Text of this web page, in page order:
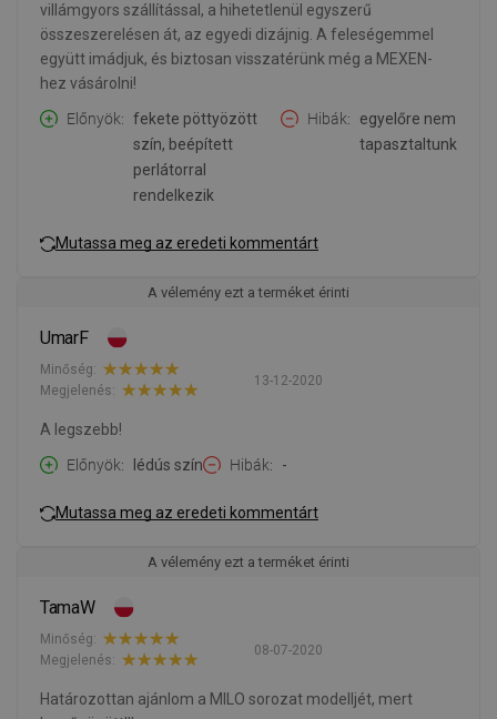
villámgyors szállítással, a hihetetlenül egyszerű
összeszerelésen át, az egyedi dizájnig. A feleségemmel
együtt imádjuk, és biztosan visszatérünk még a MEXEN-
hez vásárolni!
Előnyök
fekete pöttyözött
szín, beépített
perlátorral
rendelkezik
Hibák
egyelőre nem
tapasztaltunk
Mutassa meg az eredeti kommentárt
A vélemény ezt a terméket érinti
UmarF
13-12-2020
Minőség:
Megjelenés:
A legszebb!
Előnyök
lédús szín Hibák -
Mutassa meg az eredeti kommentárt
A vélemény ezt a terméket érinti
TamaW
08-07-2020
Minőség:
Megjelenés:
Határozottan ajánlom a MILO sorozat modelljét, mert